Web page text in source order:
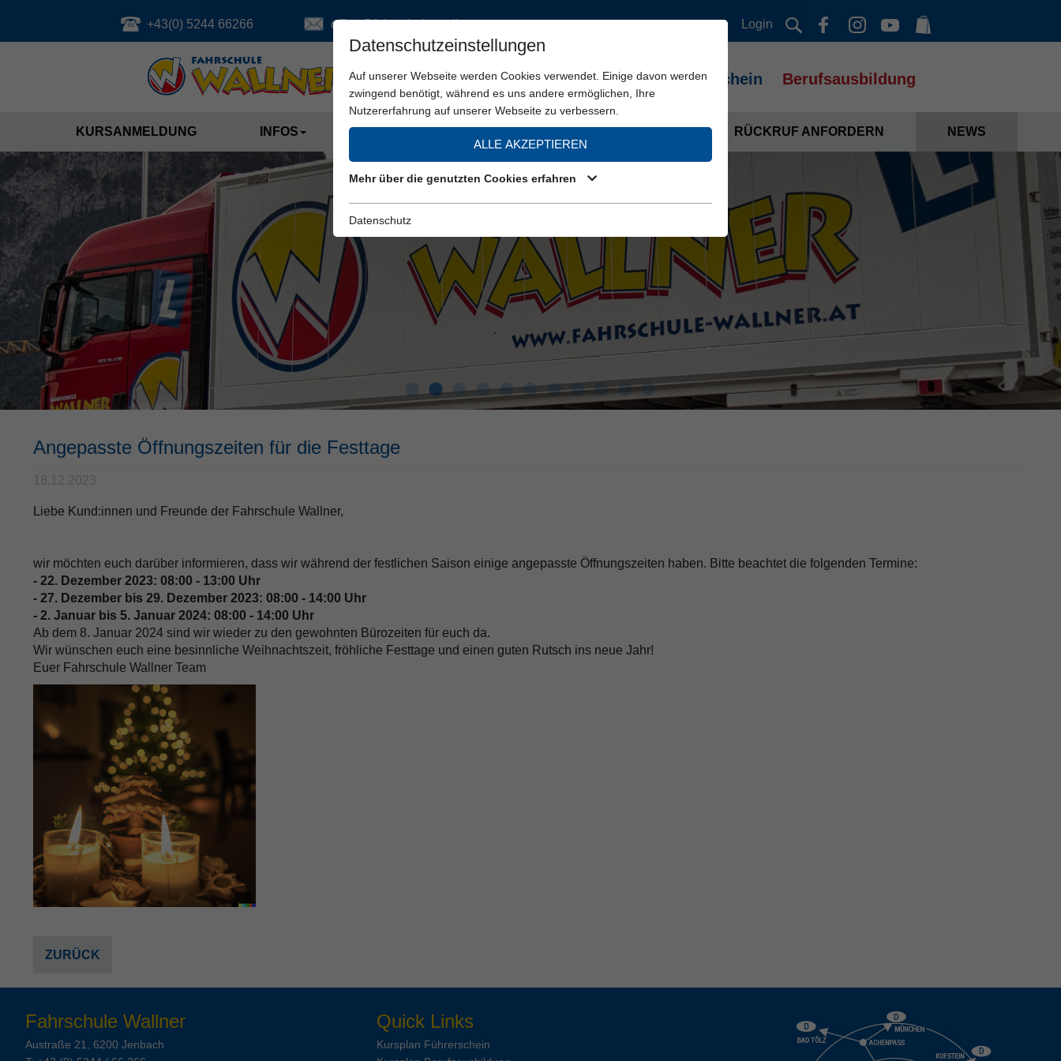
+43(0) 5244 66266 office@fahrschule-wallner.at Login
Führerschein Berufsausbildung
KURSANMELDUNG INFOS KONTAKT ANFAHRT JOBS RÜCKRUF ANFORDERN NEWS
Angepasste Öffnungszeiten für die Festtage
18.12.2023
Liebe Kund:innen und Freunde der Fahrschule Wallner,
wir möchten euch darüber informieren, dass wir während der festlichen Saison einige angepasste Öffnungszeiten haben. Bitte beachtet die folgenden Termine:
- 22. Dezember 2023: 08:00 - 13:00 Uhr
- 27. Dezember bis 29. Dezember 2023: 08:00 - 14:00 Uhr
- 2. Januar bis 5. Januar 2024: 08:00 - 14:00 Uhr
Ab dem 8. Januar 2024 sind wir wieder zu den gewohnten Bürozeiten für euch da.
Wir wünschen euch eine besinnliche Weihnachtszeit, fröhliche Festtage und einen guten Rutsch ins neue Jahr!
Euer Fahrschule Wallner Team
ZURÜCK
Fahrschule Wallner
Austraße 21, 6200 Jenbach
Quick Links
Kursplan Führerschein
Datenschutzeinstellungen
Auf unserer Webseite werden Cookies verwendet. Einige davon werden
zwingend benötigt, während es uns andere ermöglichen, Ihre
Nutzererfahrung auf unserer Webseite zu verbessern.
ALLE AKZEPTIEREN
Mehr über die genutzten Cookies erfahren
Datenschutz